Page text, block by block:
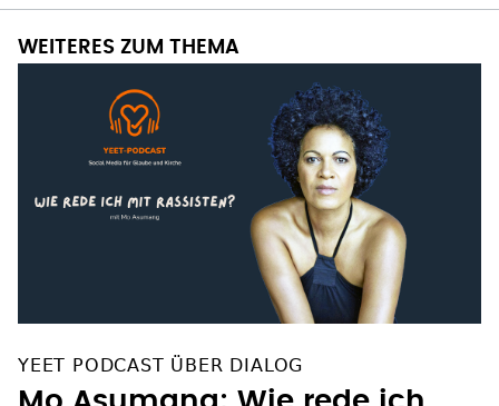
WEITERES ZUM THEMA
YEET PODCAST ÜBER DIALOG